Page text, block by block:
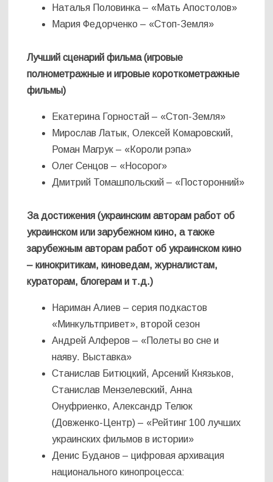
Наталья Половинка – «Мать Апостолов»
Мария Федорченко – «Стоп-Земля»
Лучший сценарий фильма (игровые
полнометражные и игровые короткометражные
фильмы)
Екатерина Горностай – «Стоп-Земля»
Мирослав Латык, Олексей Комаровский,
Роман Магрук – «Короли рэпа»
Олег Сенцов – «Носорог»
Дмитрий Томашпольский – «Посторонний»
За достижения (украинским авторам работ об
украинском или зарубежном кино, а также
зарубежным авторам работ об украинском кино
– кинокритикам, киноведам, журналистам,
кураторам, блогерам и т.д.)
Нариман Алиев – серия подкастов
«Минкультпривет», второй сезон
Андрей Алферов – «Полеты во сне и
наяву. Выставка»
Станислав Битюцкий, Арсений Князьков,
Станислав Мензелевский, Анна
Онуфриенко, Александр Телюк
(Довженко-Центр) – «Рейтинг 100 лучших
украинских фильмов в истории»
Денис Буданов – цифровая архивация
национального кинопроцесса: